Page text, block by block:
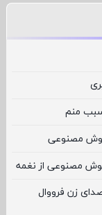
منم
مصنوعی
مصنوعی از نغمه
زن فرووال